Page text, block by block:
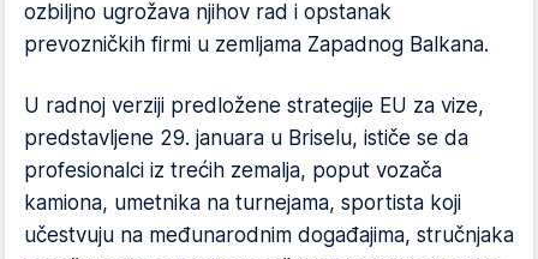
ozbiljno ugrožava njihov rad i opstanak
prevozničkih firmi u zemljama Zapadnog Balkana.
U radnoj verziji predložene strategije EU za vize,
predstavljene 29. januara u Briselu, ističe se da
profesionalci iz trećih zemalja, poput vozača
kamiona, umetnika na turnejama, sportista koji
učestvuju na međunarodnim događajima, stručnjaka